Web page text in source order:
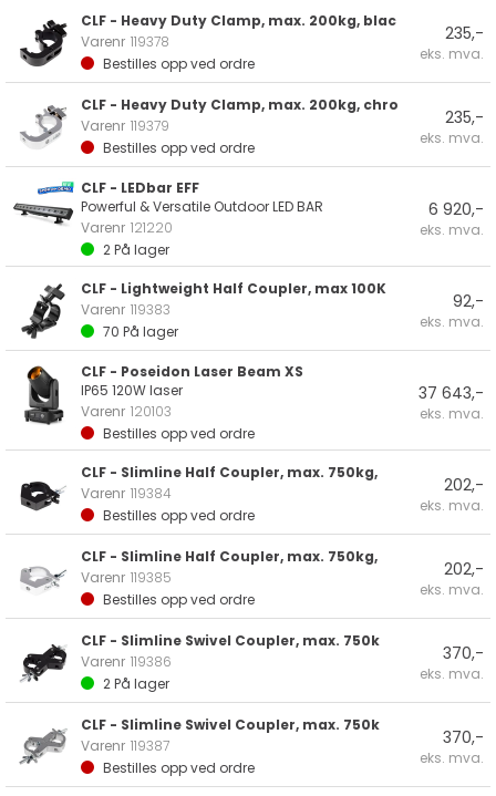
CLF - Heavy Duty Clamp, max. 200kg, blac
Varenr 119378
Bestilles opp ved ordre
235,-
eks. mva.
CLF - Heavy Duty Clamp, max. 200kg, chro
Varenr 119379
Bestilles opp ved ordre
235,-
eks. mva.
CLF - LEDbar EFF
Powerful & Versatile Outdoor LED BAR
Varenr 121220
2På lager
6 920,-
eks. mva.
CLF - Lightweight Half Coupler, max 100K
Varenr 119383
70 På lager
92,-
eks. mva.
CLF - Poseidon Laser Beam XS
IP65 120W laser
Varenr 120103
Bestilles opp ved ordre
37 643,-
eks. mva.
CLF - Slimline Half Coupler, max. 750kg,
Varenr 119384
Bestilles opp ved ordre
202,-
eks. mva.
CLF - Slimline Half Coupler, max. 750kg,
Varenr 119385
Bestilles opp ved ordre
202,-
eks. mva.
CLF - Slimline Swivel Coupler, max. 750k
Varenr 119386
2På lager
370,-
eks. mva.
CLF - Slimline Swivel Coupler, max. 750k
Varenr 119387
Bestilles opp ved ordre
370,-
eks. mva.